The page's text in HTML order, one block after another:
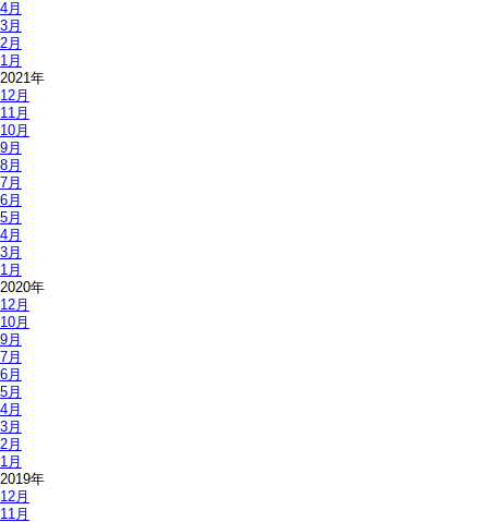
4月
3月
2月
1月
2021年
12月
11月
10月
9月
8月
7月
6月
5月
4月
3月
1月
2020年
12月
10月
9月
7月
6月
5月
4月
3月
2月
1月
2019年
12月
11月